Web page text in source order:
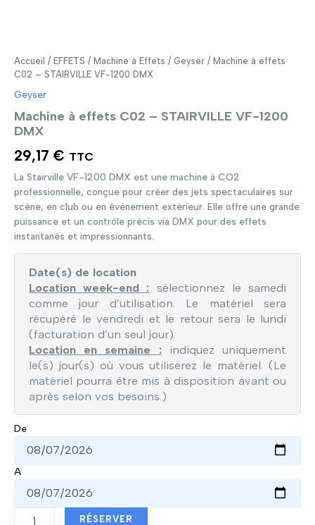
Accueil / EFFETS / Machine à Effets / Geyser / Machine à effets
C02 – STAIRVILLE VF-1200 DMX
Geyser
Machine à effets C02 – STAIRVILLE VF-1200
DMX
29,17 € TTC
La Stairville VF-1200 DMX est une machine à CO2
professionnelle, conçue pour créer des jets spectaculaires sur
scène, en club ou en événement extérieur. Elle offre une grande
puissance et un contrôle précis via DMX pour des effets
instantanés et impressionnants.
Date(s) de location
Location week-end : sélectionnez le samedi
comme jour d’utilisation. Le matériel sera
récupéré le vendredi et le retour sera le lundi
(facturation d’un seul jour).
Location en semaine :indiquez uniquement
le(s) jour(s) où vous utiliserez le matériel. (Le
matériel pourra être mis à disposition avant ou
après selon vos besoins.)
De
A
RÉSERVER